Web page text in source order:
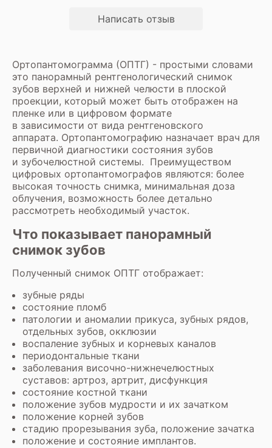
Написать отзыв
Ортопантомограмма (ОПТГ) - простыми словами
это панорамный рентгенологический снимок
зубов верхней и нижней челюсти в плоской
проекции, который может быть отображен на
пленке или в цифровом формате
в зависимости от вида рентгеновского
аппарата. Ортопантомографию назначает врач для
первичной диагностики состояния зубов
и зубочелюстной системы. Преимуществом
цифровых ортопантомографов являются: более
высокая точность снимка, минимальная доза
облучения, возможность более детально
рассмотреть необходимый участок.
Что показывает панорамный
снимок зубов
Полученный снимок ОПТГ отображает:
зубные ряды
состояние пломб
патологии и аномалии прикуса, зубных рядов,
отдельных зубов, окклюзии
воспаление зубных и корневых каналов
периодонтальные ткани
заболевания височно-нижнечелюстных
суставов: артроз, артрит, дисфункция
состояние костной ткани
положение зубов мудрости и их зачатком
положение корней зубов
стадию прорезывания зуба, положение зачатка
положение и состояние имплантов.